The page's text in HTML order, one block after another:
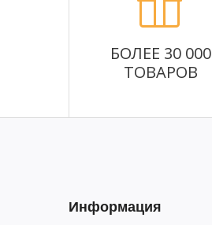
БОЛЕЕ 30 000
ТОВАРОВ
Информация